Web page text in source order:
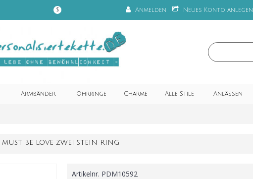
$ Anmelden Neues Konto anlegen
Armbänder Ohrringe Charme Alle Stile Anlässen
MUST BE LOVE ZWEI STEIN RING
Artikelnr. PDM10592